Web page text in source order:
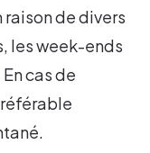
raison de divers
les week-ends
cas de